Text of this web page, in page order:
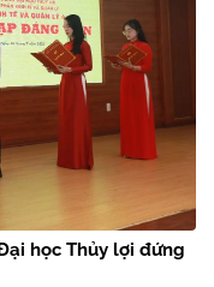
học Thủy lợi đứng